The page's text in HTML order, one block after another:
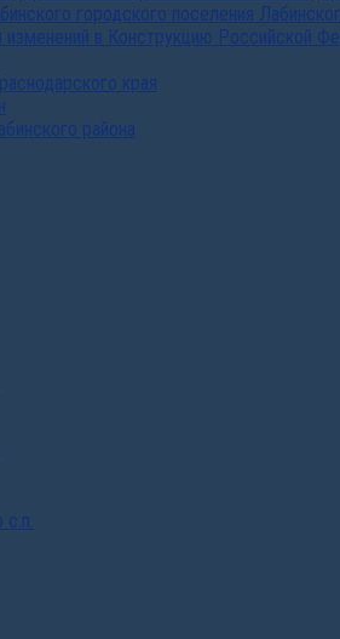
городского поселения
в Конструкцию Российской
края
района
с.п.